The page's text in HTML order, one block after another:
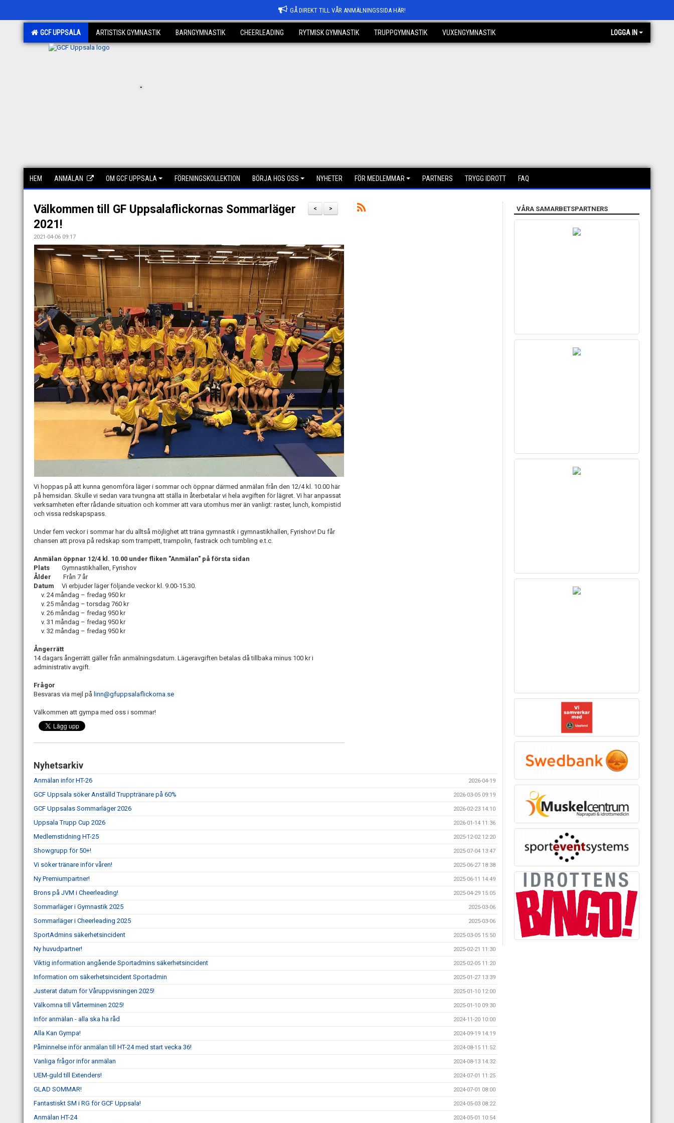
GÅ DIREKT TILL VÅR ANMÄLNINGSSIDA HÄR!
GCF UPPSALA ARTISTISK GYMNASTIK BARNGYMNASTIK CHEERLEADING RYTMISK GYMNASTIK TRUPPGYMNASTIK VUXENGYMNASTIK LOGGA IN
.
HEM ANMÄLAN OM GCF UPPSALA FÖRENINGSKOLLEKTION BÖRJA HOS OSS NYHETER FÖR MEDLEMMAR PARTNERS TRYGG IDROTT FAQ
>
<
Välkommen till GF Uppsalaflickornas Sommarläger
2021!
2021-04-06 09:17
Vi hoppas på att kunna genomföra läger i sommar och öppnar därmed anmälan från den 12/4 kl. 10.00 här
på hemsidan. Skulle vi sedan vara tvungna att ställa in återbetalar vi hela avgiften för lägret. Vi har anpassat
verksamheten efter rådande situation och kommer att vara utomhus mer än vanligt: raster, lunch, kompistid
och vissa redskapspass.
Under fem veckor i sommar har du alltså möjlighet att träna gymnastik i gymnastikhallen, Fyrishov! Du får
chansen att prova på redskap som trampett, trampolin, fastrack och tumbling e.t.c.
Anmälan öppnar 12/4 kl. 10.00 under fliken "Anmälan" på första sidan
Plats
Gymnastikhallen, Fyrishov
Ålder
Från 7 år
Datum Vi erbjuder läger följande veckor kl. 9.00-15.30.
v. 24 måndag – fredag 950 kr
v. 25 måndag – torsdag 760 kr
v. 26 måndag – fredag 950 kr
v. 31 måndag – fredag 950 kr
v. 32 måndag – fredag 950 kr
Ångerrätt
14 dagars ångerrätt gäller från anmälningsdatum. Lägeravgiften betalas då tillbaka minus 100 kr i
administrativ avgift.
Frågor
Besvaras via mejl på linn@gfuppsalaflickorna.se
Välkommen att gympa med oss i sommar!
Nyhetsarkiv
Anmälan inför HT-26 2026-04-19
GCF Uppsala söker Anställd Trupptränare på 60% 2026-03-05 09:19
GCF Uppsalas Sommarläger 2026 2026-02-23 14:10
Uppsala Trupp Cup 2026 2026-01-14 11:36
Medlemstidning HT-25 2025-12-02 12:20
Showgrupp för 50+! 2025-07-04 13:47
Vi söker tränare inför våren! 2025-06-27 18:38
Ny Premiumpartner! 2025-06-11 14:49
Brons på JVM i Cheerleading! 2025-04-29 15:05
Sommarläger i Gymnastik 2025 2025-03-06
Sommarläger i Cheerleading 2025 2025-03-06
SportAdmins säkerhetsincident 2025-03-05 15:50
Ny huvudpartner! 2025-02-21 11:30
Viktig information angående Sportadmins säkerhetsincident 2025-02-05 11:20
Information om säkerhetsincident Sportadmin 2025-01-27 13:39
Justerat datum för Våruppvisningen 2025! 2025-01-10 12:00
Välkomna till Vårterminen 2025! 2025-01-10 09:30
Inför anmälan - alla ska ha råd 2024-11-20 10:00
Alla Kan Gympa! 2024-09-19 14:19
Påminnelse inför anmälan till HT-24 med start vecka 36! 2024-08-15 11:52
Vanliga frågor inför anmälan 2024-08-13 14:32
UEM-guld till Extenders! 2024-07-01 11:25
GLAD SOMMAR! 2024-07-01 08:00
Fantastiskt SM i RG för GCF Uppsala! 2024-05-03 08:22
Anmälan HT-24 2024-05-01 10:54
VÅRA SAMARBETSPARTNERS